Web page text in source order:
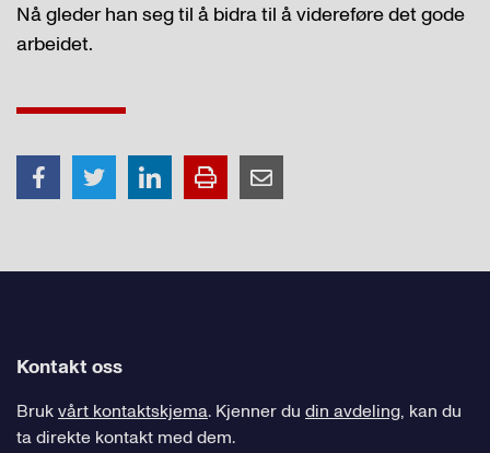
Nå gleder han seg til å bidra til å videreføre det gode
arbeidet.
Kontakt oss
Brukvårt kontaktskjema. Kjenner du din avdeling, kan du
ta direkte kontakt med dem.